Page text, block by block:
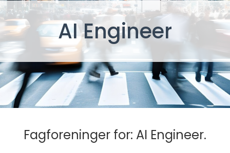
AI Engineer
Fagforeninger for: AI Engineer.